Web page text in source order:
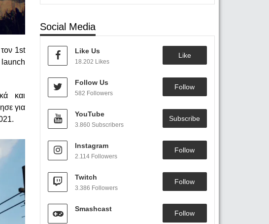
1st
launch
και
για
Social Media
Like Us
18.202 Likes
Like
Follow Us
582 Followers
Follow
YouTube
3.860 Subscribers
Subscribe
Instagram
2.114 Followers
Follow
Twitch
3.386 Followers
Follow
Smashcast
Follow